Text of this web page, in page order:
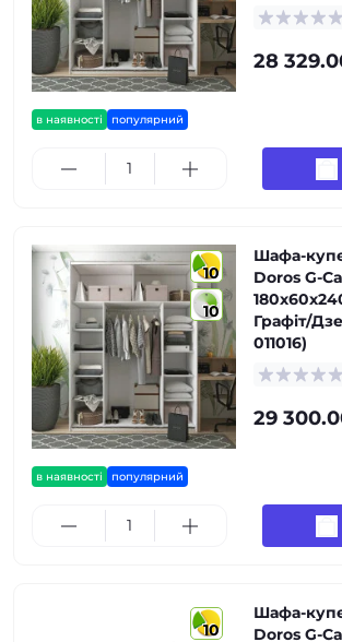
в наявності популярний
28
10
10
в наявності популярний
Шафа-
Doros G-
Графіт/
011016)
29
10
Шафа-
Doros G-